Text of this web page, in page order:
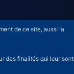
de ce site, aussi la
des finalités qui leur sont